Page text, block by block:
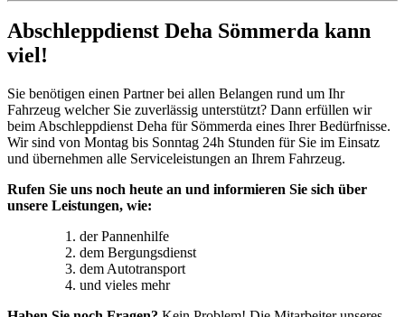
Abschleppdienst Deha Sömmerda kann
viel!
Sie benötigen einen Partner bei allen Belangen rund um Ihr
Fahrzeug welcher Sie zuverlässig unterstützt? Dann erfüllen wir
beim Abschleppdienst Deha für Sömmerda eines Ihrer Bedürfnisse.
Wir sind von Montag bis Sonntag 24h Stunden für Sie im Einsatz
und übernehmen alle Serviceleistungen an Ihrem Fahrzeug.
Rufen Sie uns noch heute an und informieren Sie sich über
unsere Leistungen, wie:
der Pannenhilfe
dem Bergungsdienst
dem Autotransport
und vieles mehr